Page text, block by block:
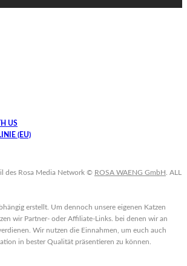
US
(EU)
des Rosa Media Network © ROSA WAENG GmbH . ALL
erstellt. Um dennoch unsere eigenen Katzen
wir Partner- oder Affiliate-Links. bei denen wir an
Wir nutzen die Einnahmen, um euch auch
in bester Qualität präsentieren zu können.